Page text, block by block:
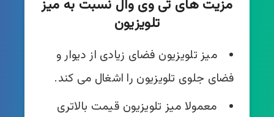
مزیت های تی وی ‌وال نسبت به میز
تلویزیون
میز تلویزیون فضای زیادی از دیوار و
فضای جلوی تلویزیون را اشغال می کند.
معمولا میز تلویزیون قیمت بالاتری